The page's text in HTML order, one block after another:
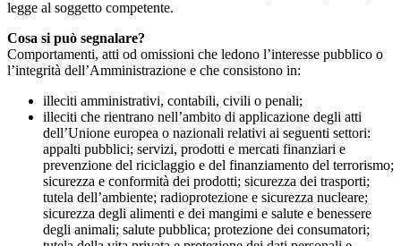
legge al soggetto competente.
Cosa si può segnalare?
Comportamenti, atti od omissioni che ledono l’interesse pubblico o
l’integrità dell’Amministrazione e che consistono in:
illeciti amministrativi, contabili, civili o penali;
illeciti che rientrano nell’ambito di applicazione degli atti
dell’Unione europea o nazionali relativi ai seguenti settori:
appalti pubblici; servizi, prodotti e mercati finanziari e
prevenzione del riciclaggio e del finanziamento del terrorismo;
sicurezza e conformità dei prodotti; sicurezza dei trasporti;
tutela dell’ambiente; radioprotezione e sicurezza nucleare;
sicurezza degli alimenti e dei mangimi e salute e benessere
degli animali; salute pubblica; protezione dei consumatori;